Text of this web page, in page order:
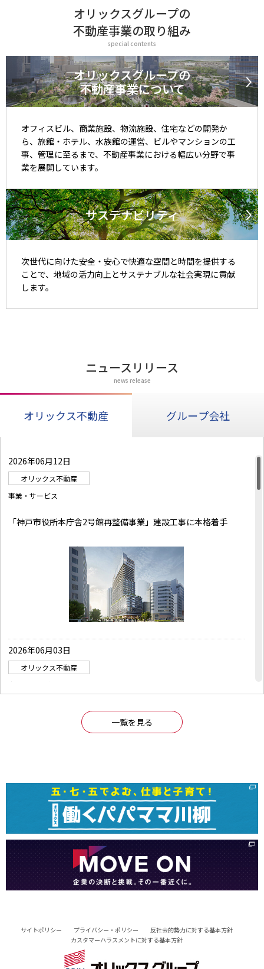
オリックスグループの
不動産事業の取り組み
special contents
オリックスグループの
不動産事業について
オフィスビル、商業施設、物流施設、住宅などの開発か
ら、旅館・ホテル、水族館の運営、ビルやマンションの工
事、管理に至るまで、不動産事業における幅広い分野で事
業を展開しています。
サステナビリティ
次世代に向けた安全・安心で快適な空間と時間を提供する
ことで、地域の活力向上とサステナブルな社会実現に貢献
します。
ニュースリリース
news release
オリックス不動産 グループ会社
2026年06月12日
オリックス不動産
事業・サービス
「神戸市役所本庁舎2号館再整備事業」建設工事に本格着手
2026年06月03日
オリックス不動産
関東・関西・北陸と東海を結ぶランプウェイ型物流施設
「一宮ロジスティクスセンター」完成
2026年05月25日
オリックス不動産
事業・サービス
概要決定 「グラングリーン大阪 THE SOUTH RESIDENCE」
一覧を見る
サイトポリシー プライバシー・ポリシー
反社会的勢力に対する基本方針
カスタマーハラスメントに対する基本方針